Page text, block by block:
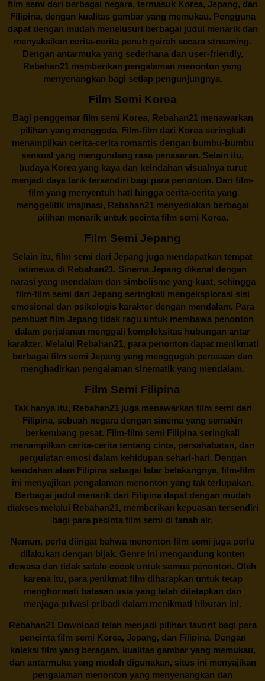
film semi dari berbagai negara, termasuk Korea, Jepang, dan
Filipina, dengan kualitas gambar yang memukau. Pengguna
dapat dengan mudah menelusuri berbagai judul menarik dan
menyaksikan cerita-cerita penuh gairah secara streaming.
Dengan antarmuka yang sederhana dan user-friendly,
Rebahan21 memberikan pengalaman menonton yang
menyenangkan bagi setiap pengunjungnya.
Film Semi Korea
Bagi penggemar film semi Korea, Rebahan21menawarkan
pilihan yang menggoda. Film-film dari Korea seringkali
menampilkan cerita-cerita romantis dengan bumbu-bumbu
sensual yang mengundang rasa penasaran. Selain itu,
budaya Korea yang kaya dan keindahan visualnya turut
menjadi daya tarik tersendiri bagi para penonton. Dari film-
film yang menyentuh hati hingga cerita-cerita yang
menggelitik imajinasi, Rebahan21 menyediakan berbagai
pilihan menarik untuk pecinta film semi Korea.
Film Semi Jepang
Selain itu, film semi dari Jepang juga mendapatkan tempat
istimewa di Rebahan21. Sinema Jepang dikenal dengan
narasi yang mendalam dan simbolisme yang kuat, sehingga
film-film semi dari Jepang seringkali mengeksplorasi sisi
emosional dan psikologis karakter dengan mendalam. Para
pembuat film Jepang tidak ragu untuk membawa penonton
dalam perjalanan menggali kompleksitas hubungan antar
karakter. Melalui Rebahan21, para penonton dapat menikmati
berbagai film semi Jepang yang menggugah perasaan dan
menghadirkan pengalaman sinematik yang mendalam.
Film Semi Filipina
Tak hanya itu, Rebahan21juga menawarkan film semi dari
Filipina, sebuah negara dengan sinema yang semakin
berkembang pesat. Film-film semi Filipina seringkali
menampilkan cerita-cerita tentang cinta, persahabatan, dan
pergulatan emosi dalam kehidupan sehari-hari. Dengan
keindahan alam Filipina sebagai latar belakangnya, film-film
ini menyajikan pengalaman menonton yang tak terlupakan.
Berbagai judul menarik dari Filipina dapat dengan mudah
diakses melalui Rebahan21, memberikan kepuasan tersendiri
bagi para pecinta film semi di tanah air.
Namun, perlu diingat bahwa menonton film semi juga perlu
dilakukan dengan bijak. Genre ini mengandung konten
dewasa dan tidak selalu cocok untuk semua penonton. Oleh
karena itu, para penikmat film diharapkan untuk tetap
menghormati batasan usia yang telah ditetapkan dan
menjaga privasi pribadi dalam menikmati hiburan ini.
Rebahan21Download telah menjadi pilihan favorit bagi para
pencinta film semi Korea, Jepang, dan Filipina. Dengan
koleksi film yang beragam, kualitas gambar yang memukau,
dan antarmuka yang mudah digunakan, situs ini menyajikan
pengalaman menonton yang menyenangkan dan